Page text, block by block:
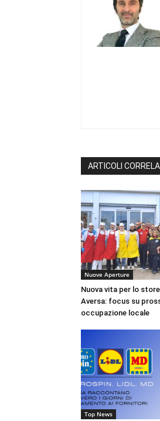
ARTICOLI
Nuove Aperture
Nuova vita per lo
Aversa: focus su
occupazione locale
Top News